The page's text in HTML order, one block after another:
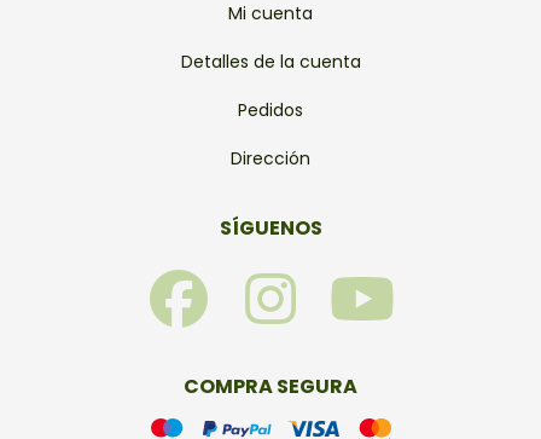
Mi cuenta
Detalles de la cuenta
Pedidos
Dirección
SÍGUENOS
F
a
c
I
n
s
Y
u
COMPRA SEGURA